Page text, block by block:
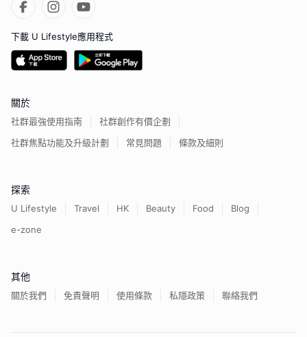
下載 U Lifestyle應用程式
關於
社群最強使用指南
社群創作有價企劃
社群焦點功能及升級計劃
常見問題 條款及細則
探索
U Lifestyle Travel HK Beauty Food
Blog
e-zone
其他
關於我們 免責聲明 使用條款 私隱政策 聯絡我們